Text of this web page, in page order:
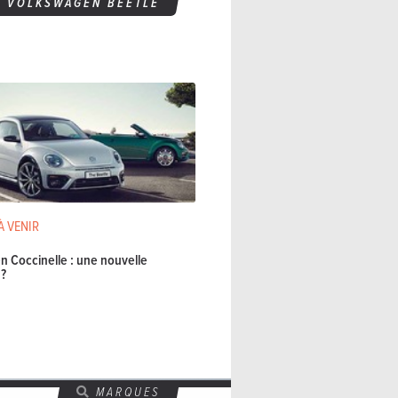
VENIR
Coccinelle : une nouvelle
MARQUES